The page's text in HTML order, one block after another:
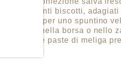
due fragranti biscotti,
o per uno spuntino
portare nella borsa o nello
delle tue paste di meliga